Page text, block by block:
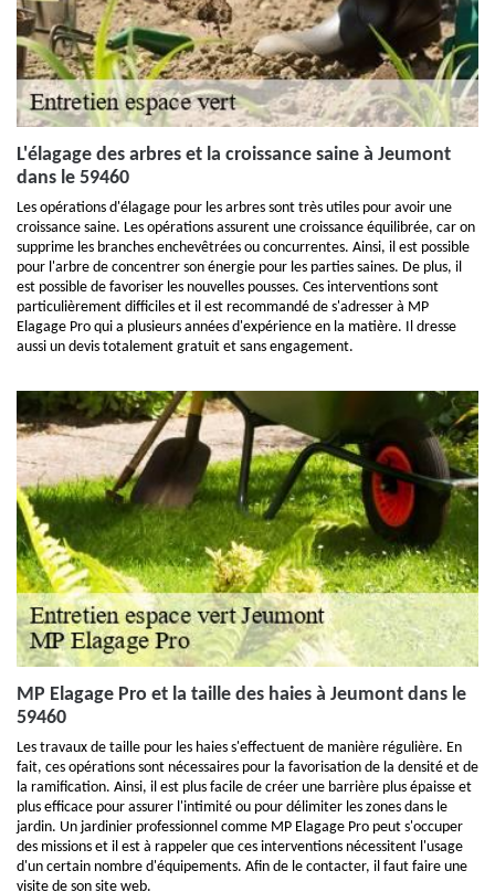
L'élagage des arbres et la croissance saine à Jeumont
dans le 59460
Les opérations d'élagage pour les arbres sont très utiles pour avoir une
croissance saine. Les opérations assurent une croissance équilibrée, car on
supprime les branches enchevêtrées ou concurrentes. Ainsi, il est possible
pour l'arbre de concentrer son énergie pour les parties saines. De plus, il
est possible de favoriser les nouvelles pousses. Ces interventions sont
particulièrement difficiles et il est recommandé de s'adresser à MP
Elagage Pro qui a plusieurs années d'expérience en la matière. Il dresse
aussi un devis totalement gratuit et sans engagement.
MP Elagage Pro et la taille des haies à Jeumont dans le
59460
Les travaux de taille pour les haies s'effectuent de manière régulière. En
fait, ces opérations sont nécessaires pour la favorisation de la densité et de
la ramification. Ainsi, il est plus facile de créer une barrière plus épaisse et
plus efficace pour assurer l'intimité ou pour délimiter les zones dans le
jardin. Un jardinier professionnel comme MP Elagage Pro peut s'occuper
des missions et il est à rappeler que ces interventions nécessitent l'usage
d'un certain nombre d'équipements. Afin de le contacter, il faut faire une
visite de son site web.